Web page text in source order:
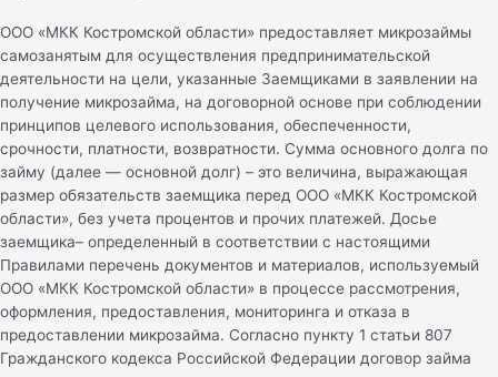
ООО «МКК Костромской области» предоставляет микрозаймы
самозанятым для осуществления предпринимательской
деятельности на цели, указанные Заемщиками в заявлении на
получение микрозайма, на договорной основе при соблюдении
принципов целевого использования, обеспеченности,
срочности, платности, возвратности. Сумма основного долга по
займу (далее — основной долг) – это величина, выражающая
размер обязательств заемщика перед ООО «МКК Костромской
области», без учета процентов и прочих платежей. Досье
заемщика– определенный в соответствии с настоящими
Правилами перечень документов и материалов, используемый
ООО «МКК Костромской области» в процессе рассмотрения,
оформления, предоставления, мониторинга и отказа в
предоставлении микрозайма. Согласно пункту 1 статьи 807
Гражданского кодекса Российской Федерации договор займа